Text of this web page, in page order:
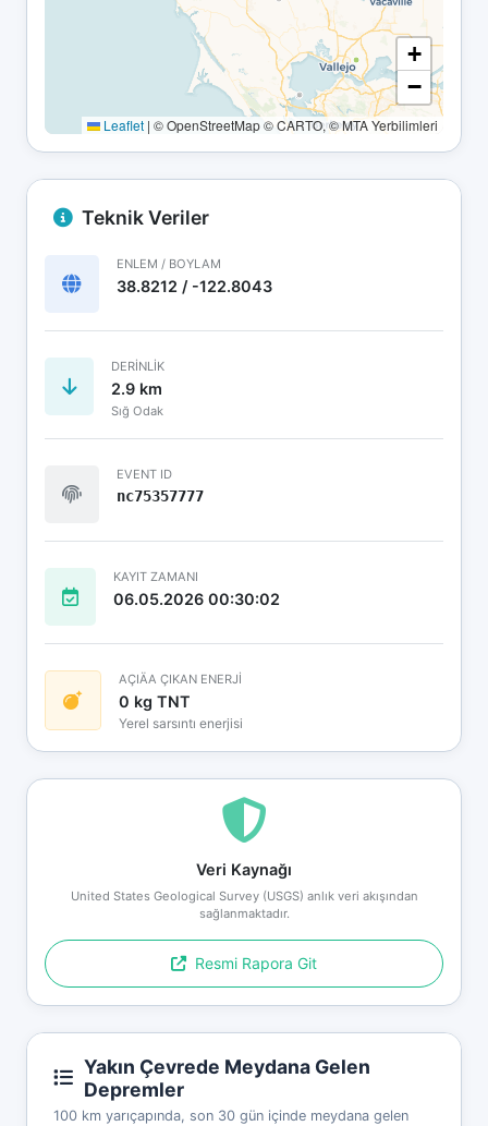
+
−
Leaflet | © OpenStreetMap © CARTO, © MTA Yerbilimleri
Teknik Veriler
ENLEM / BOYLAM
38.8212 / -122.8043
DERINLIK
2.9 km
Sığ Odak
EVENT ID
nc75357777
KAYIT ZAMANI
06.05.2026 00:30:02
AÇIÄA ÇIKAN ENERJİ
0 kg TNT
Yerel sarsıntı enerjisi
Veri Kaynağı
United States Geological Survey (USGS) anlık veri akışından
sağlanmaktadır.
Resmi Rapora Git
Yakın Çevrede Meydana Gelen
Depremler
100 km yarıçapında, son 30 gün içinde meydana gelen